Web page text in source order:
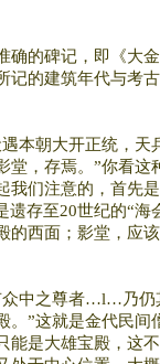
确的碑记，即《大
记的建筑年代与考
本朝大开正统，
堂，存焉。”你看
我们注意的，首先
遗存至20世纪的“
的西面；影堂，应
中之尊者…l…乃仍
。”这就是金代民
能是大雄宝殿，这